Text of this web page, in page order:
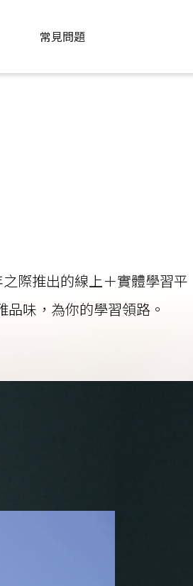
常見問題
際推出的線上＋實體學習平
味，為你的學習領路。